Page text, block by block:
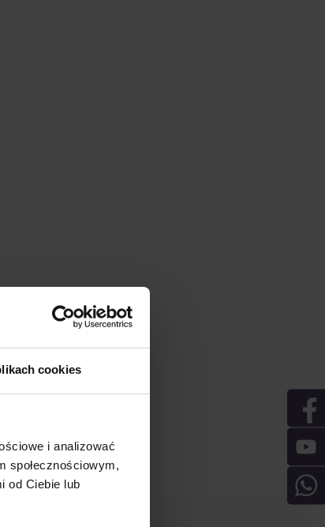
cookies
i analizować
społecznościowym,
od Ciebie lub